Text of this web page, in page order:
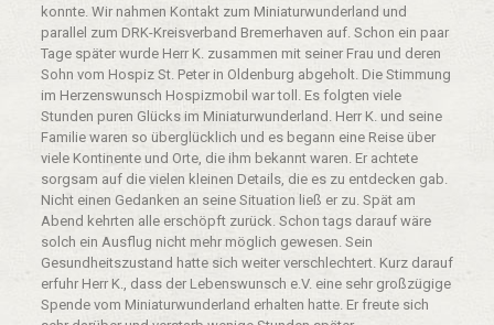
konnte. Wir nahmen Kontakt zum Miniaturwunderland und
parallel zum DRK-Kreisverband Bremerhaven auf. Schon ein paar
Tage später wurde Herr K. zusammen mit seiner Frau und deren
Sohn vom Hospiz St. Peter in Oldenburg abgeholt. Die Stimmung
im Herzenswunsch Hospizmobil war toll. Es folgten viele
Stunden puren Glücks im Miniaturwunderland. Herr K. und seine
Familie waren so überglücklich und es begann eine Reise über
viele Kontinente und Orte, die ihm bekannt waren. Er achtete
sorgsam auf die vielen kleinen Details, die es zu entdecken gab.
Nicht einen Gedanken an seine Situation ließ er zu. Spät am
Abend kehrten alle erschöpft zurück. Schon tags darauf wäre
solch ein Ausflug nicht mehr möglich gewesen. Sein
Gesundheitszustand hatte sich weiter verschlechtert. Kurz darauf
erfuhr Herr K., dass der Lebenswunsch e.V. eine sehr großzügige
Spende vom Miniaturwunderland erhalten hatte. Er freute sich